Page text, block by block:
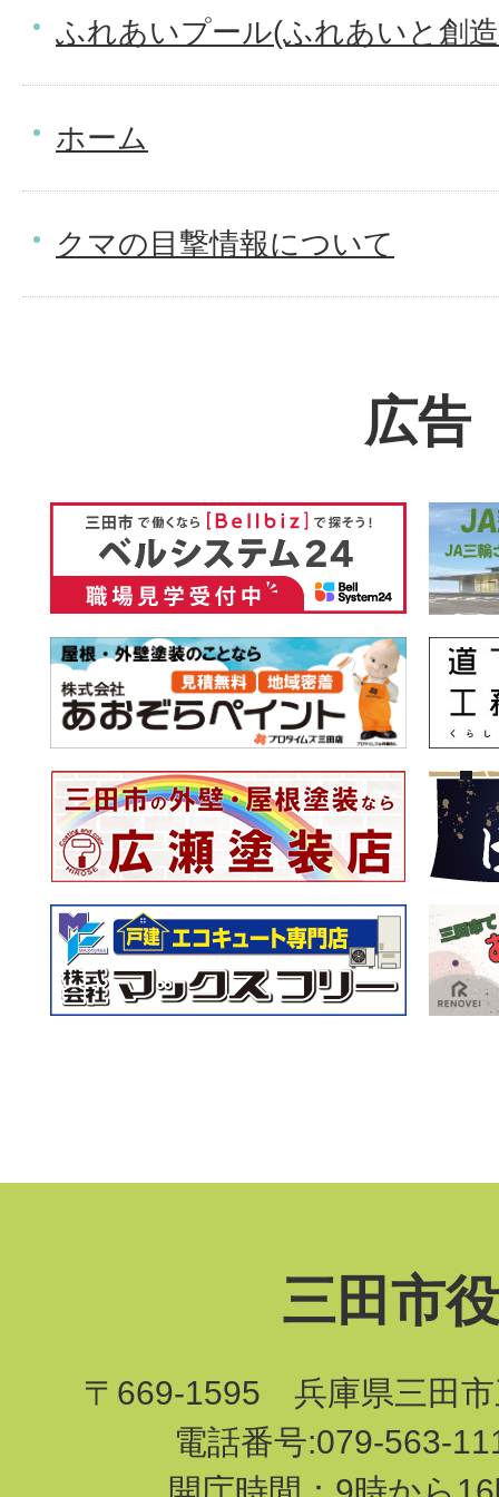
ふれあいプール(ふれあいと創
ホーム
クマの目撃情報について
広告
三田市
〒669-1595 兵庫県三田市
電話番号:079-563-